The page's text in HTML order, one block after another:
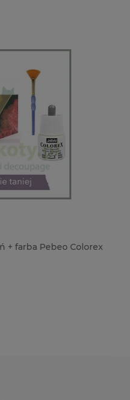
+ farba Pebeo Colorex